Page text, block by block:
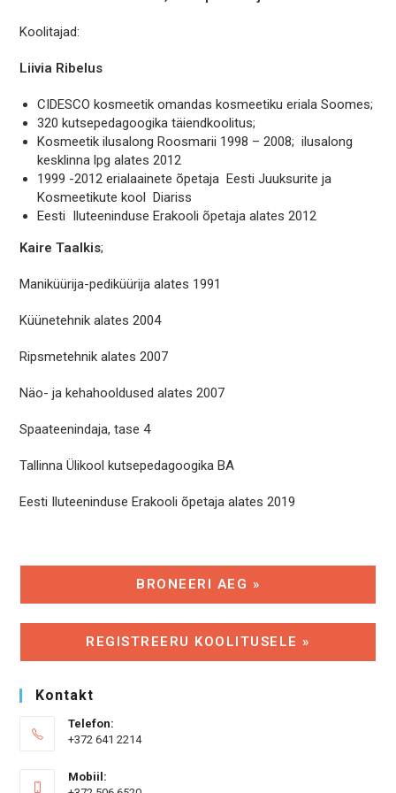
Koolitajad:
Liivia Ribelus
CIDESCO kosmeetik omandas kosmeetiku eriala Soomes;
320 kutsepedagoogika täiendkoolitus;
Kosmeetik ilusalong Roosmarii 1998 – 2008; ilusalong
kesklinna lpg alates 2012
1999 -2012 erialaainete õpetaja Eesti Juuksurite ja
Kosmeetikute kool Diariss
Eesti Iluteeninduse Erakooli õpetaja alates 2012
Kaire Taalkis;
Maniküürija-pediküürija alates 1991
Küünetehnik alates 2004
Ripsmetehnik alates 2007
Näo- ja kehahooldused alates 2007
Spaateenindaja, tase 4
Tallinna Ülikool kutsepedagoogika BA
Eesti Iluteeninduse Erakooli õpetaja alates 2019
BRONEERI AEG »
REGISTREERU KOOLITUSELE »
Kontakt
Telefon:
+372 641 2214
Mobiil: